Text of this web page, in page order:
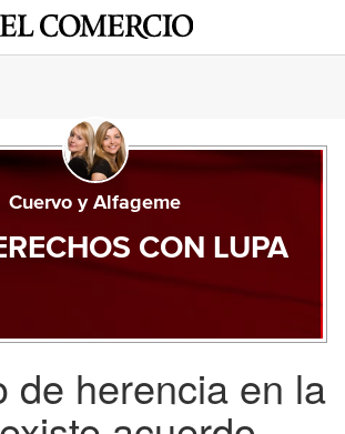
Cuervo y Alfageme
CON LUPA
de herencia en la